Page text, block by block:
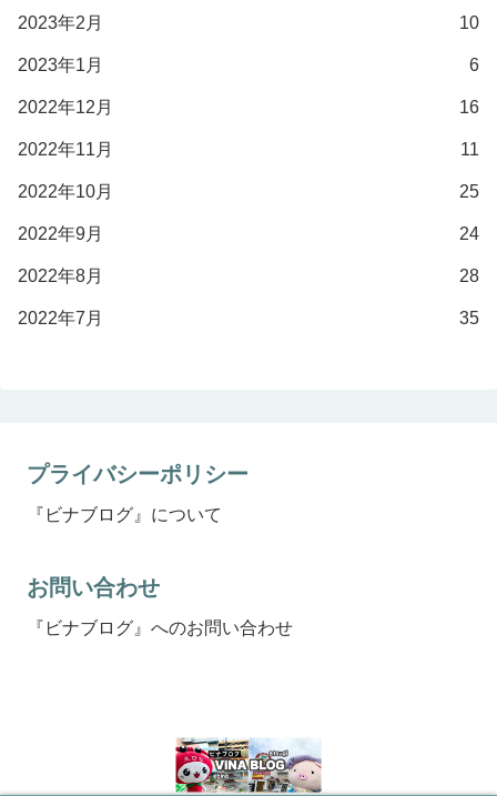
2023年2月 10
2023年1月 6
2022年12月 16
2022年11月 11
2022年10月 25
2022年9月 24
2022年8月 28
2022年7月 35
プライバシーポリシー
『ビナブログ』について
お問い合わせ
『ビナブログ』へのお問い合わせ